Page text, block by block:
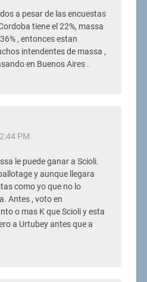
a pesar de las encuestas
tiene el 22%, massa
, entonces estan
intendentes de massa ,
en Buenos Aires .
PM
le puede ganar a Scioli.
y aunque llegara
como yo que no lo
Antes , voto en
o mas K que Scioli y esta
a Urtubey antes que a